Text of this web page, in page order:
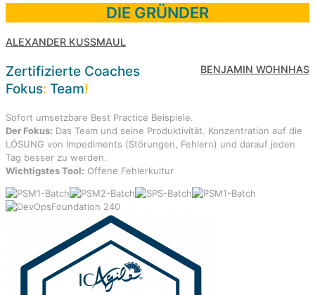
DIE GRÜNDER
ALEXANDER KUSSMAUL & BENJAMIN WOHNHAS
Zertifizierte Coaches
Fokus: Team!
Sofort umsetzbare Best Practice Beispiele.
Der Fokus: Das Team und seine Produktivität. Konzentration auf die
LÖSUNG von Impediments (Störungen, Fehlern) und darauf jeden
Tag besser zu werden.
Wichtigstes Tool: Offene Fehlerkultur